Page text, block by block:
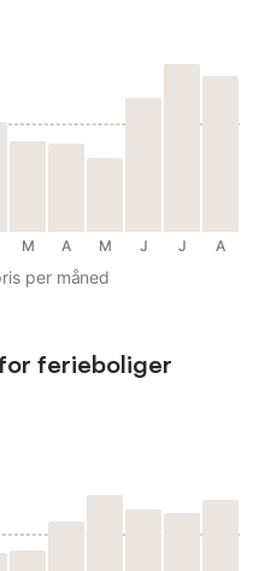
M A M J J A
per måned
ferieboliger